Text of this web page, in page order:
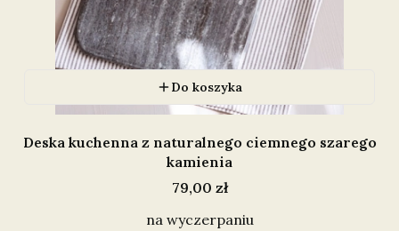
Do koszyka
Deska kuchenna z naturalnego ciemnego szarego
kamienia
Cena
79,00 zł
na wyczerpaniu